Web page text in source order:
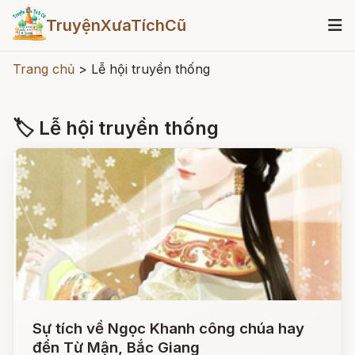
TruyệnXưaTíchCũ
Trang chủ > Lễ hội truyền thống
🏷 Lễ hội truyền thống
Sự tích về Ngọc Khanh công chúa hay
đền Từ Mận, Bắc Giang